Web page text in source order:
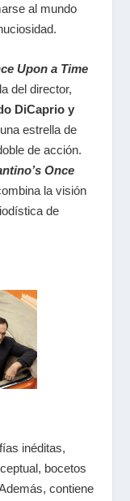
al mundo
Upon a Time
del director,
DiCaprio y
estrella de
de acción.
Once
la visión
de
inéditas,
bocetos
contiene